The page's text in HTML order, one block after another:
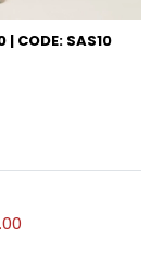
| CODE: SAS10